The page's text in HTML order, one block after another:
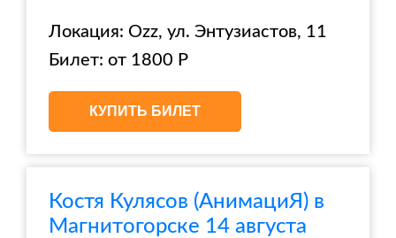
Локация: Ozz, ул. Энтузиастов, 11
Билет: от 1800 Р
КУПИТЬ БИЛЕТ
Костя Кулясов (АнимациЯ) в
Магнитогорске 14 августа